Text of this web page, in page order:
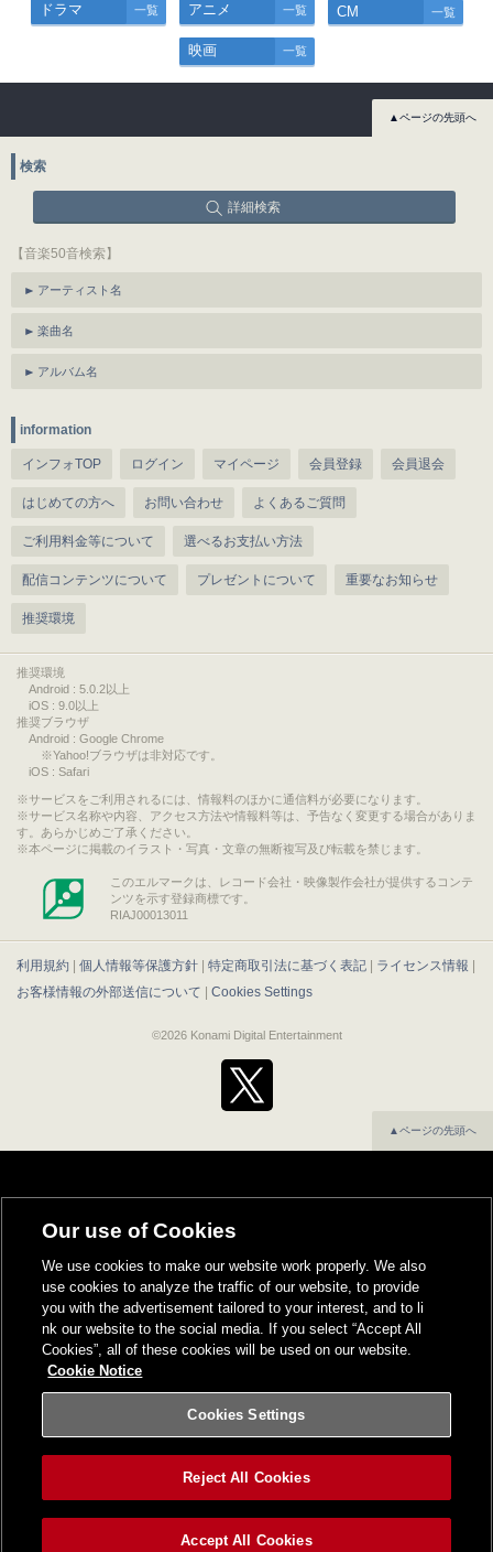
ドラマ 一覧 アニメ 一覧 CM 一覧
映画 一覧
▲ページの先頭へ
検索
詳細検索
【音楽50音検索】
アーティスト名
楽曲名
アルバム名
information
インフォTOP ログイン マイページ 会員登録 会員退会
はじめての方へ お問い合わせ よくあるご質問
ご利用料金等について 選べるお支払い方法
配信コンテンツについて プレゼントについて 重要なお知らせ
推奨環境
推奨環境
Android : 5.0.2以上
iOS : 9.0以上
推奨ブラウザ
Android : Google Chrome
※Yahoo!ブラウザは非対応です。
iOS : Safari
サービスをご利用されるには、情報料のほかに通信料が必要になります。
サービス名称や内容、アクセス方法や情報料等は、予告なく変更する場合がありま
す。あらかじめご了承ください。
本ページに掲載のイラスト・写真・文章の無断複写及び転載を禁じます。
このエルマークは、レコード会社・映像製作会社が提供するコンテ
ンツを示す登録商標です。
RIAJ00013011
利用規約 個人情報等保護方針 特定商取引法に基づく表記 ライセンス情報
お客様情報の外部送信について
Cookies Settings
©2026 Konami Digital Entertainment
▲ページの先頭へ
Our use of Cookies
We use cookies to make our website work properly. We also
use cookies to analyze the traffic of our website, to provide
you with the advertisement tailored to your interest, and to li
nk our website to the social media. If you select “Accept All
Cookies”, all of these cookies will be used on our website.
Cookie Notice
Cookies Settings
Reject All Cookies
Accept All Cookies